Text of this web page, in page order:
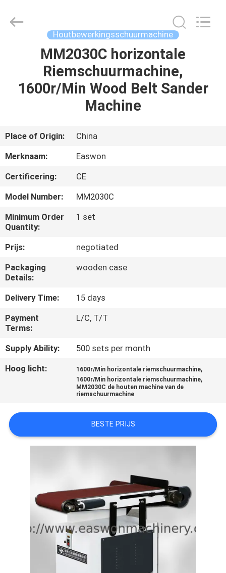
PRODUCTEN
ONS
KWALITEITSCONTROLE
CONTACTEER
ONS
NIEUWS
VERZOEK
OM EEN
CITAAT
PRIVACY
POLICY
Export
Houtbewerkingsschuurmachine
MM2030C horizontale
Riemschuurmachine,
1600r/Min Wood Belt Sander
Machine
Place of Origin:
China
Merknaam:
Easwon
Certificering:
CE
Model Number:
MM2030C
Minimum Order
Quantity:
1 set
Prijs:
negotiated
Packaging
Details:
wooden case
Delivery Time:
15 days
Payment
Terms:
L/C, T/T
Supply Ability:
500 sets per month
Hoog licht:
1600r/Min horizontale riemschuurmachine,
1600r/Min horizontale riemschuurmachine,
MM2030C de houten machine van de
riemschuurmachine
BESTE PRIJS